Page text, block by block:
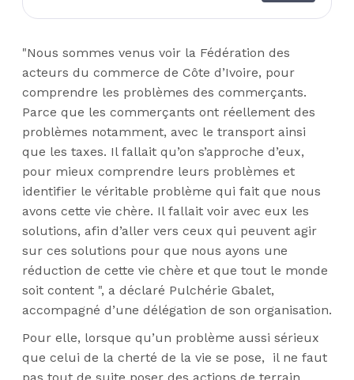
"Nous sommes venus voir la Fédération des
acteurs du commerce de Côte d’Ivoire, pour
comprendre les problèmes des commerçants.
Parce que les commerçants ont réellement des
problèmes notamment, avec le transport ainsi
que les taxes. Il fallait qu’on s’approche d’eux,
pour mieux comprendre leurs problèmes et
identifier le véritable problème qui fait que nous
avons cette vie chère. Il fallait voir avec eux les
solutions, afin d’aller vers ceux qui peuvent agir
sur ces solutions pour que nous ayons une
réduction de cette vie chère et que tout le monde
soit content ", a déclaré Pulchérie Gbalet,
accompagné d’une délégation de son organisation.
Pour elle, lorsque qu’un problème aussi sérieux
que celui de la cherté de la vie se pose,
il ne faut